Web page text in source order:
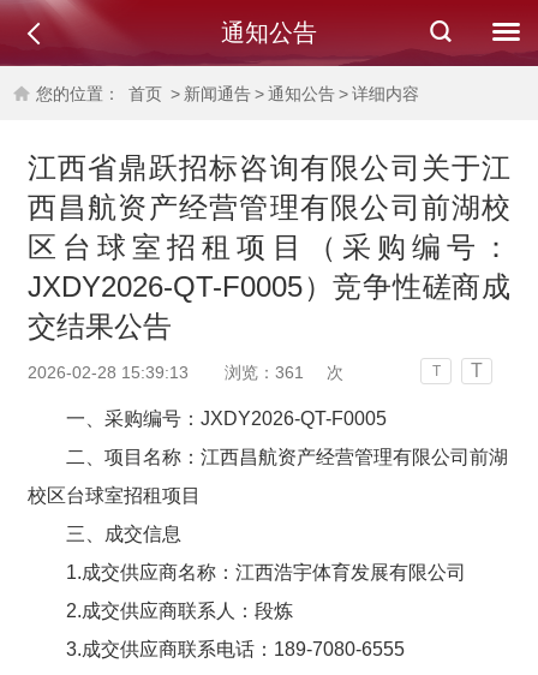
通知公告
您的位置： 首页 > 新闻通告>通知公告>详细内容
江西省鼎跃招标咨询有限公司关于江
西昌航资产经营管理有限公司前湖校
区台球室招租项目（采购编号：
JXDY2026-QT-F0005）竞争性磋商成
交结果公告
2026-02-28 15:39:13 浏览： 361 次 T T
一、采购编号： JXDY2026-QT-F0005
二、项目名称： 江西昌航资产经营管理有限公司前湖
校区台球室招租项目
三、成交信息
1.成交供应商名称：江西浩宇体育发展有限公司
2.成交供应商联系人：段炼
3.成交供应商联系电话：189-7080-6555